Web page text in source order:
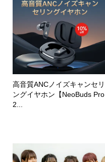
高音質ANCノイズキャンセリ
ングイヤホン【NeoBuds Pro
2...